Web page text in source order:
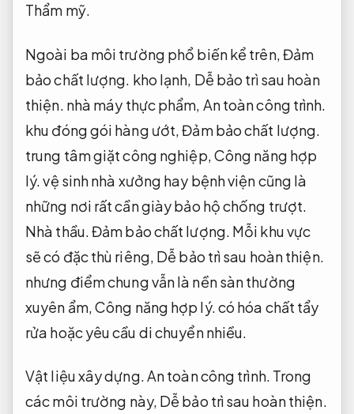
Thẩm mỹ.
Ngoài ba môi trường phổ biến kể trên,Đảm
bảo chất lượng. kho lạnh, Dễ bảo trì sau hoàn
thiện. nhà máy thực phẩm, An toàn công trình.
khu đóng gói hàng ướt,Đảm bảo chất lượng.
trung tâm giặt công nghiệp,Công năng hợp
lý.vệ sinh nhà xưởng hay bệnh viện cũng là
những nơi rất cần giày bảo hộ chống trượt.
Nhà thầu.Đảm bảo chất lượng. Mỗi khu vực
sẽ có đặc thù riêng, Dễ bảo trì sau hoàn thiện.
nhưng điểm chung vẫn là nền sàn thường
xuyên ẩm,Công năng hợp lý.có hóa chất tẩy
rửa hoặc yêu cầu di chuyển nhiều.
Vật liệu xây dựng.An toàn công trình. Trong
các môi trường này, Dễ bảo trì sau hoàn thiện.